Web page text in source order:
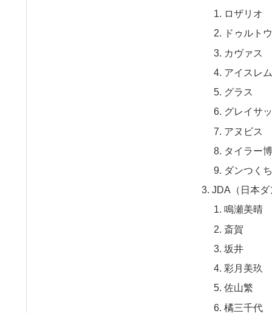
ロザリオ
ドゥルト
カヴァス
アイスレム
グラス
グレイサ
アヌビス
タイラー
ダンつく
JDA（日本ダ
鳴瀬美晴
斎賀
坂井
彩月美玖
佐山繁
橘三千代